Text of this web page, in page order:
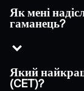
Як мені
гаманець?
Який
(CET)?